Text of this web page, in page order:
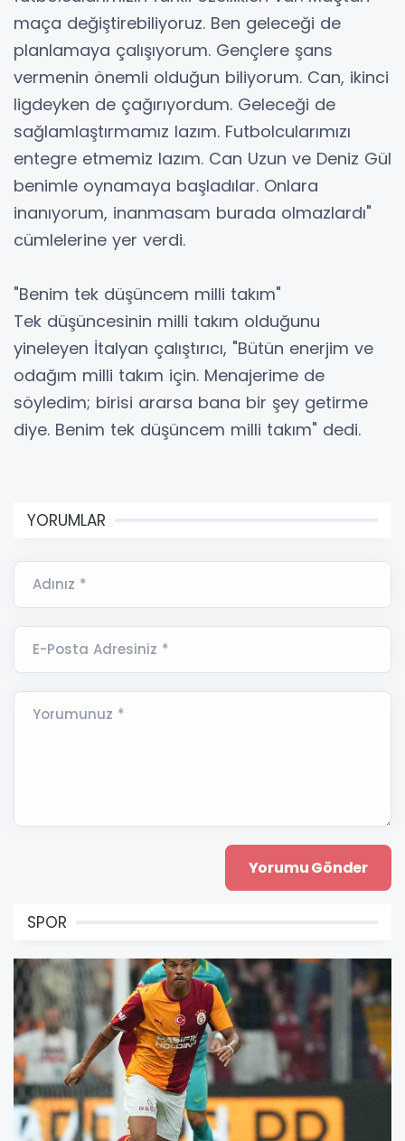
maça değiştirebiliyoruz. Ben geleceği de
planlamaya çalışıyorum. Gençlere şans
vermenin önemli olduğun biliyorum. Can, ikinci
ligdeyken de çağırıyordum. Geleceği de
sağlamlaştırmamız lazım. Futbolcularımızı
entegre etmemiz lazım. Can Uzun ve Deniz Gül
benimle oynamaya başladılar. Onlara
inanıyorum, inanmasam burada olmazlardı"
cümlelerine yer verdi.
"Benim tek düşüncem milli takım"
Tek düşüncesinin milli takım olduğunu
yineleyen İtalyan çalıştırıcı, "Bütün enerjim ve
odağım milli takım için. Menajerime de
söyledim; birisi ararsa bana bir şey getirme
diye. Benim tek düşüncem milli takım" dedi.
YORUMLAR
Adınız *
E-Posta Adresiniz *
Yorumunuz *
SPOR